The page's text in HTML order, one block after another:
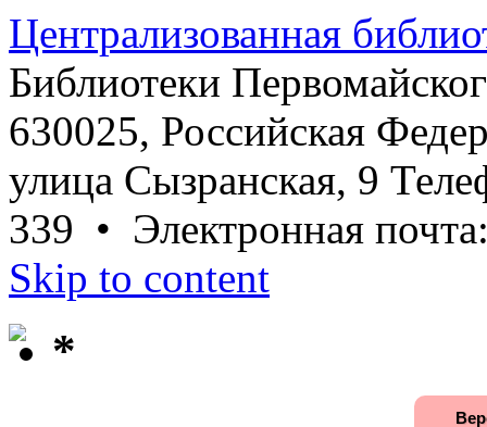
Централизованная
Библиотеки
630025, Российская
улица Сызранская, 9
339 • Электронная
Skip to content
*